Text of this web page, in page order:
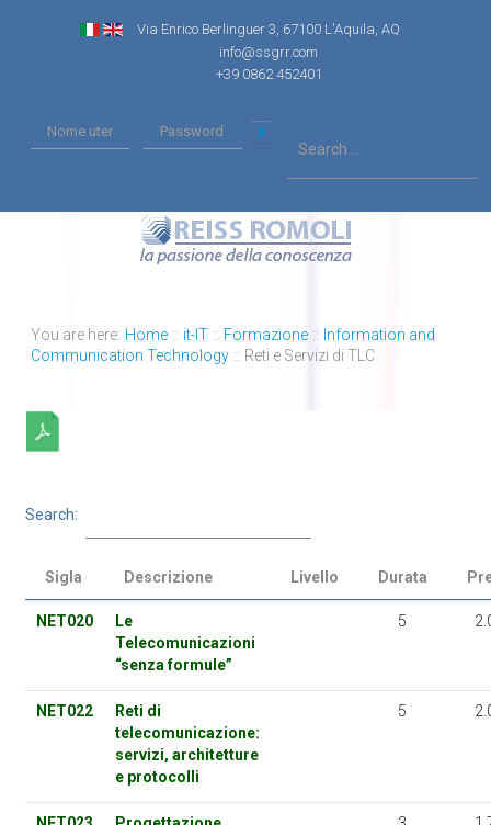
Via Enrico Berlinguer 3, 67100 L'Aquila, AQ
info@ssgrr.com
+39 0862 452401
You are here: Home :: it-IT :: Formazione :: Information and
Communication Technology :: Reti e Servizi di TLC
Search:
Sigla Descrizione Livello Durata
NET020
Le
Telecomunicazioni
“senza formule”
5
NET022
Reti di
telecomunicazione:
servizi, architetture
e protocolli
5